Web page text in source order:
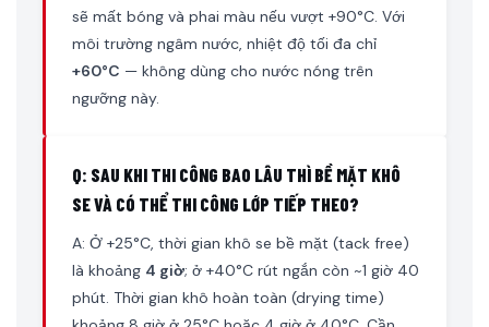
sẽ mất bóng và phai màu nếu vượt +90°C. Với
môi trường ngâm nước, nhiệt độ tối đa chỉ
+60°C — không dùng cho nước nóng trên
ngưỡng này.
Q: SAU KHI THI CÔNG BAO LÂU THÌ BỀ MẶT KHÔ
SE VÀ CÓ THỂ THI CÔNG LỚP TIẾP THEO?
A: Ở +25°C, thời gian khô se bề mặt (tack free)
là khoảng 4 giờ; ở +40°C rút ngắn còn ~1 giờ 40
phút. Thời gian khô hoàn toàn (drying time)